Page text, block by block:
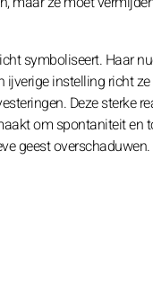
symboliseert. Haar
instelling richt
Deze sterke
om spontaniteit en
geest overschaduwen.